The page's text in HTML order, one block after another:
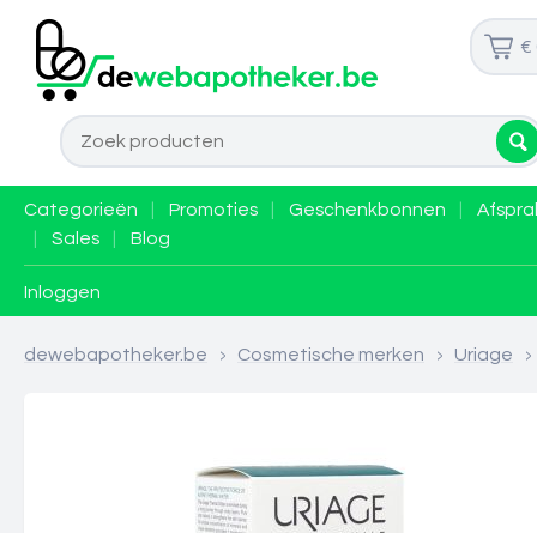
€
Categorieën Promoties Geschenkbonnen
Sales Blog
Inloggen
dewebapotheker.be > Cosmetische merken > Uriage >